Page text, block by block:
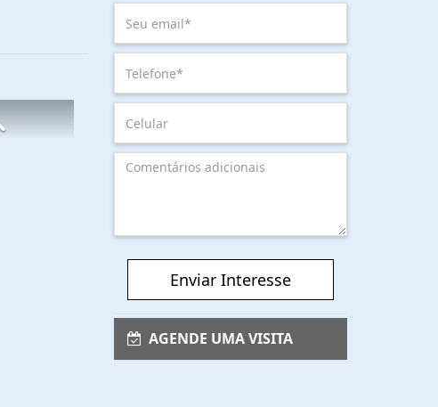
Enviar Interesse
AGENDE UMA VISITA